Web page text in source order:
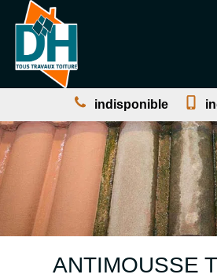
indisponible
ANTIMOUSSE